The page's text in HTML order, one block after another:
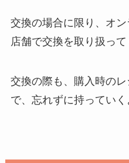
交換の場合に限り、オ
店舗で交換を取り扱って
交換の際も、購入時の
で、忘れずに持っていく